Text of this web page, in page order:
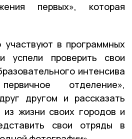
первых», которая
участвуют в программных
успели проверить свои
интенсива
отделение»,
другом и рассказать
жизни своих городов и
свои отряды в